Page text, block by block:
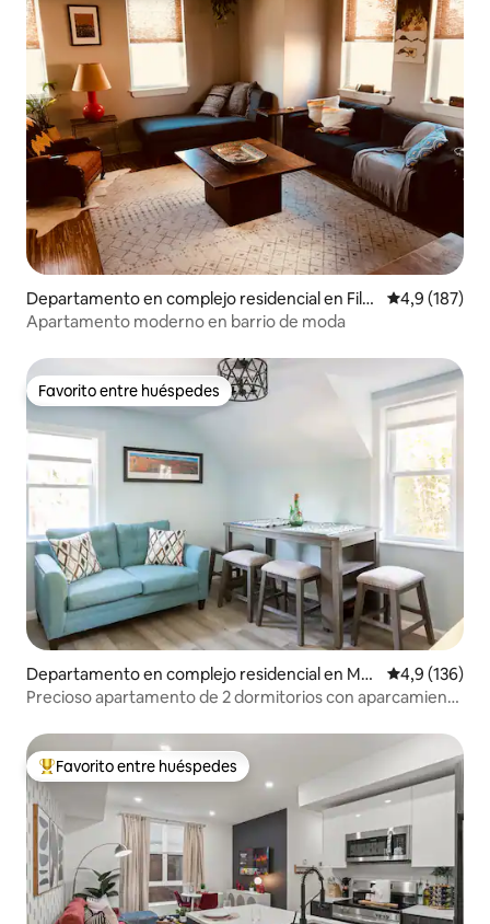
Departamento en complejo residencial en Fila
delfia
Calificación
4,9 (187)
Apartamento moderno en barrio de moda
Favorito entre huéspedes
Favorito entre huéspedes
Departamento en complejo residencial en Me
dia
Calificación
4,9 (136)
Precioso apartamento de 2 dormitorios con aparcamiento
Favorito entre los huéspedes más destacados
Favorito entre huéspedes